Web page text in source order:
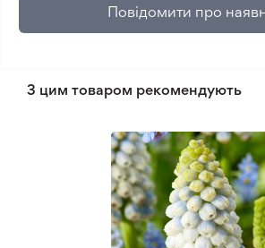
Повідомити про
З цим товаром рекомендують